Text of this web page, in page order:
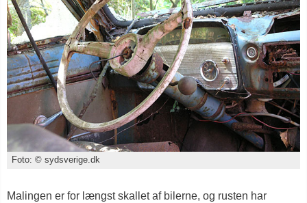
Foto: © sydsverige.dk
Malingen er for længst skallet af bilerne, og rusten har